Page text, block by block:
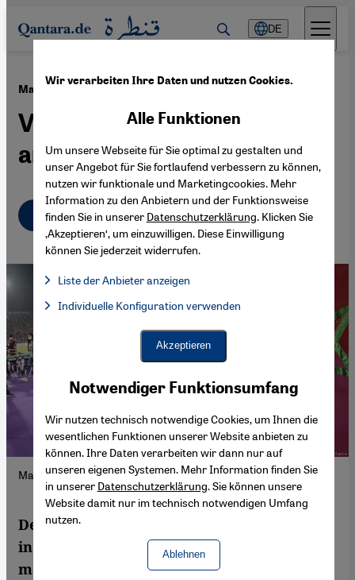
Direkt zum Inhalt springen
DE
Marokkos Fußballerinnen 11.09.2022
Vorreiterinnen im
arabischen Frauenfußball
Deutsch English عربي
Marokko Woman Africa Cup of Nations; Foto: Picture Alliance
Der Afrika-Cup der Frauen in diesem Jahr
in Marokko war ein voller Erfolg. Mit der
marokkanischen Mannschaft hat sich das
Wir verarbeiten Ihre Daten und nutzen Cookies.
Notwendiger Funktionsumfang
Wir nutzen technisch notwendige Cookies, um Ihnen die
wesentlichen Funktionen unserer Website anbieten zu
können. Ihre Daten verarbeiten wir dann nur auf
unseren eigenen Systemen. Mehr Information finden Sie
in unserer Datenschutzerklärung. Sie können unsere
Website damit nur im technisch notwendigen Umfang
nutzen.
Ablehnen
Alle Funktionen
Um unsere Webseite für Sie optimal zu gestalten und
unser Angebot für Sie fortlaufend verbessern zu können,
nutzen wir funktionale und Marketingcookies. Mehr
Information zu den Anbietern und der Funktionsweise
finden Sie in unserer Datenschutzerklärung. Klicken Sie
‚Akzeptieren‘, um einzuwilligen. Diese Einwilligung
können Sie jederzeit widerrufen.
Liste der Anbieter anzeigen
Facebook Embed / Facebook Connect, Google Maps Embed,
Facebook Embed / Facebook Connect
Google Maps Embed
Individuelle Konfiguration verwenden
Akzeptieren